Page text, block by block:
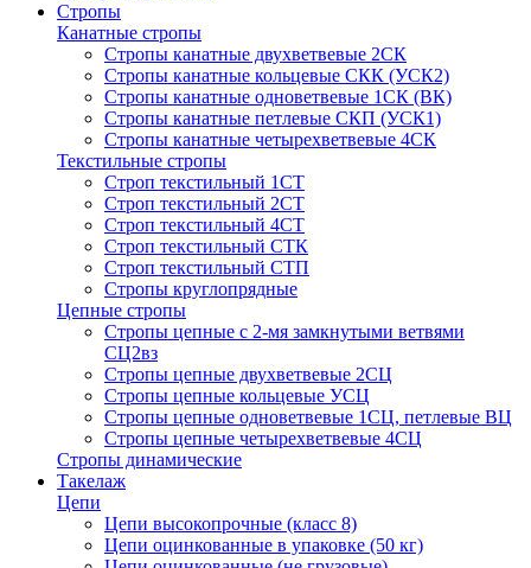
Стропы
Канатные стропы
Стропы канатные двухветвевые 2СК
Стропы канатные кольцевые СКК (УСК2)
Стропы канатные одноветвевые 1СК (ВК)
Стропы канатные петлевые СКП (УСК1)
Стропы канатные четырехветвевые 4СК
Текстильные стропы
Строп текстильный 1СТ
Строп текстильный 2СТ
Строп текстильный 4СТ
Строп текстильный СТК
Строп текстильный СТП
Стропы круглопрядные
Цепные стропы
Стропы цепные с 2-мя замкнутыми ветвями
СЦ2вз
Стропы цепные двухветвевые 2СЦ
Стропы цепные кольцевые УСЦ
Стропы цепные одноветвевые 1СЦ, петлевые ВЦ
Стропы цепные четырехветвевые 4СЦ
Стропы динамические
Такелаж
Цепи
Цепи высокопрочные (класс 8)
Цепи оцинкованные в упаковке (50 кг)